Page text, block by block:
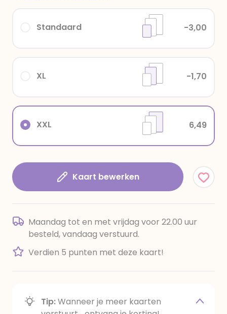
XXL 6,49
XL -1,70
Standaard -3,00
Kaart bewerken
Maandag tot en met vrijdag voor 22.00 uur
besteld, vandaag verstuurd.
Verdien 5 punten met deze kaart!
Tip:Wanneer je meer kaarten